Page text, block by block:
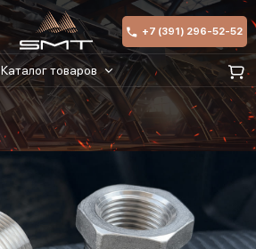
+7 (391) 296-52-52
Каталог товаров